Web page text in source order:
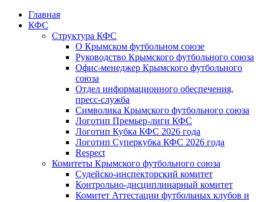
Главная
КФС
Структура КФС
О Крымском футбольном союзе
Руководство Крымского футбольного союза
Офис-менеджер Крымского футбольного
союза
Отдел информационного обеспечения,
пресс-служба
Символика Крымского футбольного союза
Логотип Премьер-лиги КФС
Логотип Кубка КФС 2026 года
Логотип Суперкубка КФС 2026 года
Respect
Комитеты Крымского футбольного союза
Судейско-инспекторский комитет
Контрольно-дисциплинарный комитет
Комитет Аттестации футбольных клубов и